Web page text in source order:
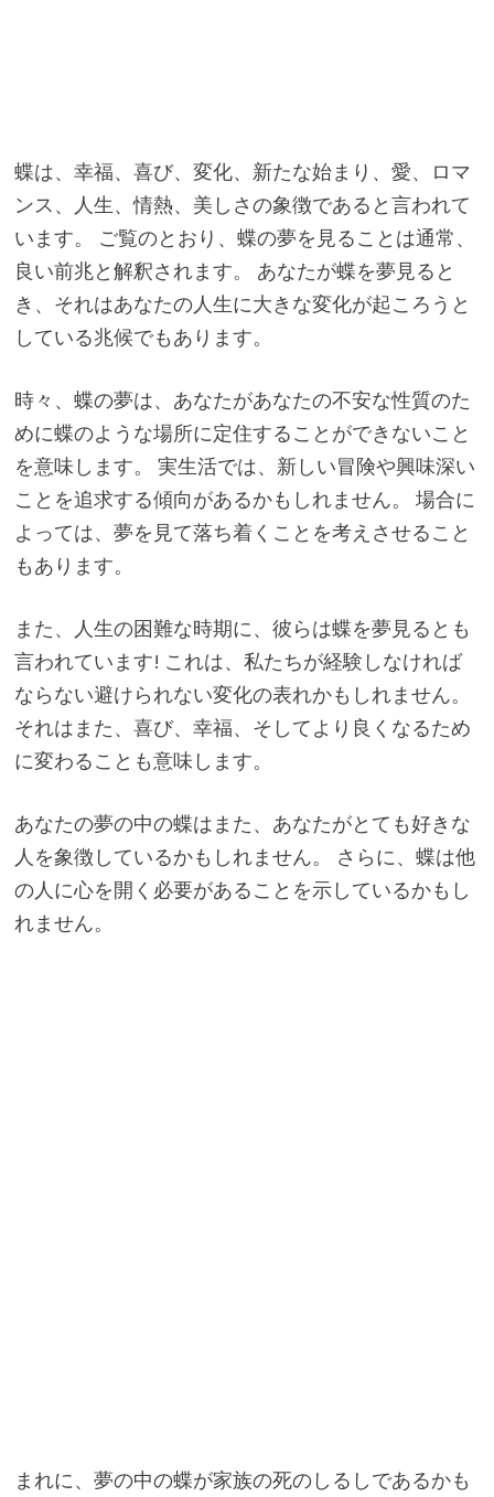
蝶は、幸福、喜び、変化、新たな始まり、愛、ロマ
ンス、人生、情熱、美しさの象徴であると言われて
います。 ご覧のとおり、蝶の夢を見ることは通常、
良い前兆と解釈されます。 あなたが蝶を夢見ると
き、それはあなたの人生に大きな変化が起ころうと
している兆候でもあります。
時々、蝶の夢は、あなたがあなたの不安な性質のた
めに蝶のような場所に定住することができないこと
を意味します。 実生活では、新しい冒険や興味深い
ことを追求する傾向があるかもしれません。 場合に
よっては、夢を見て落ち着くことを考えさせること
もあります。
また、人生の困難な時期に、彼らは蝶を夢見るとも
言われています! これは、私たちが経験しなければ
ならない避けられない変化の表れかもしれません。
それはまた、喜び、幸福、そしてより良くなるため
に変わることも意味します。
あなたの夢の中の蝶はまた、あなたがとても好きな
人を象徴しているかもしれません。 さらに、蝶は他
の人に心を開く必要があることを示しているかもし
れません。
まれに、夢の中の蝶が家族の死のしるしであるかも